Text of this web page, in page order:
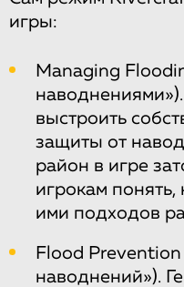
игры:
Managing
выстроить
защиты от
район в игре
игрокам понять,
ими подходов
Flood
наводнений»).